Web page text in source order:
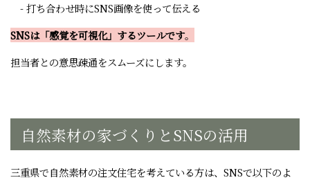
- 打ち合わせ時にSNS画像を使って伝える
SNSは「感覚を可視化」するツールです。
担当者との意思疎通をスムーズにします。
自然素材の家づくりとSNSの活用
三重県で自然素材の注文住宅を考えている方は、SNSで以下のよ